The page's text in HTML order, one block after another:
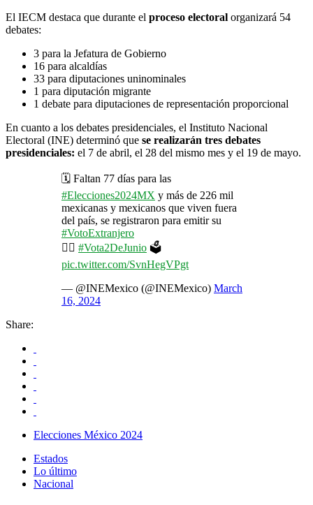
El IECM destaca que durante el proceso electoral organizará 54
debates:
3 para la Jefatura de Gobierno
16 para alcaldías
33 para diputaciones uninominales
1 para diputación migrante
1 debate para diputaciones de representación proporcional
En cuanto a los debates presidenciales, el Instituto Nacional
Electoral (INE) determinó que se realizarán tres debates
presidenciales: el 7 de abril, el 28 del mismo mes y el 19 de mayo.
🗓️ Faltan 77 días para las
#Elecciones2024MX y más de 226 mil
mexicanas y mexicanos que viven fuera
del país, se registraron para emitir su
#VotoExtranjero
👉🏽 #Vota2DeJunio 🗳️
pic.twitter.com/SvnHegVPgt
— @INEMexico (@INEMexico) March
16, 2024
Share:
Elecciones México 2024
Estados
Lo último
Nacional